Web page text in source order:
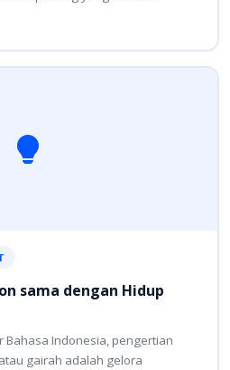
sama dengan Hidup
Bahasa Indonesia, pengertian
gairah adalah gelora